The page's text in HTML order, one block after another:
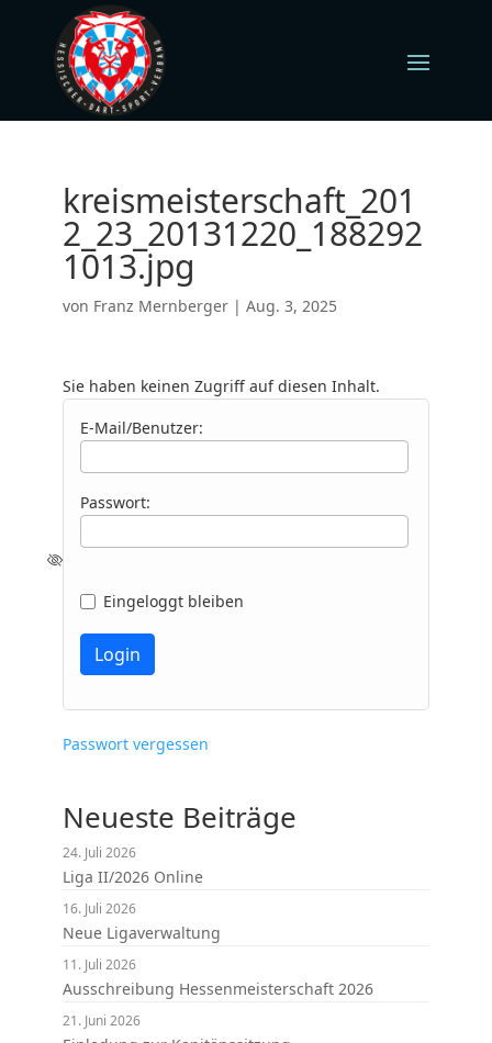
kreismeisterschaft_201
2_23_20131220_188292
1013.jpg
von Franz Mernberger| Aug. 3, 2025
Sie haben keinen Zugriff auf diesen Inhalt.
E-Mail/Benutzer:
Passwort:
Eingeloggt bleiben
Passwort vergessen
Neueste Beiträge
Liga II/2026 Online
24. Juli 2026
Neue Ligaverwaltung
16. Juli 2026
Ausschreibung Hessenmeisterschaft 2026
11. Juli 2026
21. Juni 2026